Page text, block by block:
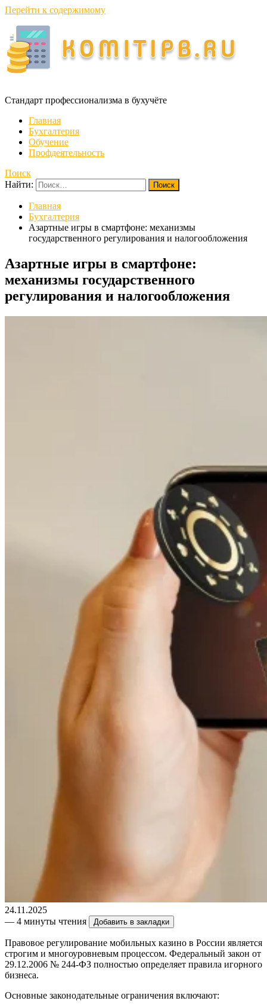
Перейти к содержимому
Стандарт профессионализма в бухучёте
Главная
Бухгалтерия
Обучение
Профдеятельность
Поиск
Найти:
Главная
Бухгалтерия
Азартные игры в смартфоне: механизмы
государственного регулирования и налогообложения
Азартные игры в смартфоне:
механизмы государственного
регулирования и налогообложения
24.11.2025
— 4 минуты чтения
Добавить в закладки
Правовое регулирование мобильных казино в России является
строгим и многоуровневым процессом. Федеральный закон от
29.12.2006 № 244-ФЗ полностью определяет правила игорного
бизнеса.
Основные законодательные ограничения включают: